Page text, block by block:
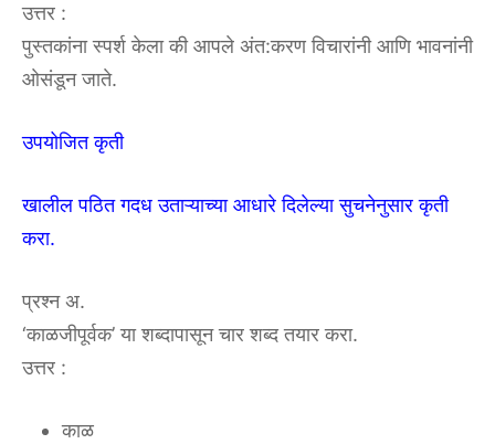
उत्तर :
पुस्तकांना स्पर्श केला की आपले अंत:करण विचारांनी आणि भावनांनी
ओसंडून जाते.
उपयोजित कृती
खालील पठित गदध उताऱ्याच्या आधारे दिलेल्या सुचनेनुसार कृती
करा.
प्रश्न अ.
‘काळजीपूर्वक’ या शब्दापासून चार शब्द तयार करा.
उत्तर :
काळ